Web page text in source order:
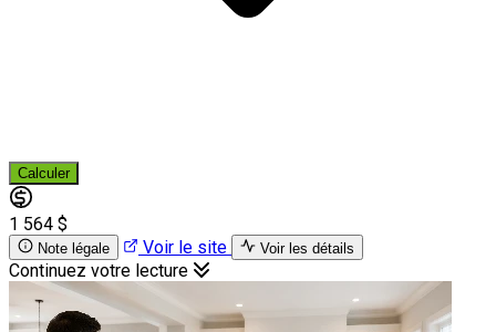
Calculer
1 564 $
Note légale Voir le site Voir les détails
Continuez votre lecture